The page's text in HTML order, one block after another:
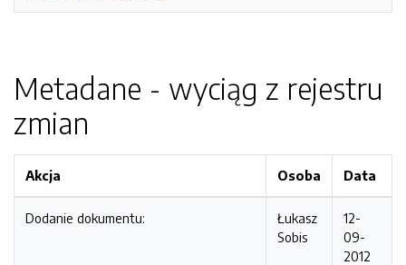
Metadane - wyciąg z rejestru
zmian
Akcja Osoba Data
Dodanie dokumentu:
Łukasz
Sobis
12-
09-
2012